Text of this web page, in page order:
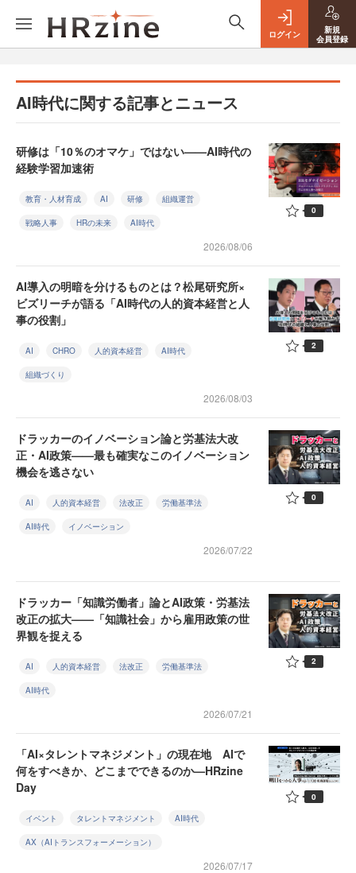
ログイン
新規
会員登録
AI時代に関する記事とニュース
研修は「10％のオマケ」ではない——AI時代の
経験学習加速術
教育・人材育成 AI 研修 組織運営
戦略人事 HRの未来 AI時代
2026/08/06
0
AI導入の明暗を分けるものとは？松尾研究所×
ビズリーチが語る「AI時代の人的資本経営と人
事の役割」
AI CHRO 人的資本経営 AI時代
組織づくり
2026/08/03
2
ドラッカーのイノベーション論と労基法大改
正・AI政策——最も確実なこのイノベーション
機会を逃さない
AI 人的資本経営 法改正 労働基準法
AI時代 イノベーション
2026/07/22
0
ドラッカー「知識労働者」論とAI政策・労基法
改正の拡大——「知識社会」から雇用政策の世
界観を捉える
AI 人的資本経営 法改正 労働基準法
AI時代
2026/07/21
2
「AI×タレントマネジメント」の現在地 AIで
何をすべきか、どこまでできるのか—HRzine
Day
イベント タレントマネジメント AI時代
AX（AIトランスフォーメーション）
2026/07/17
0